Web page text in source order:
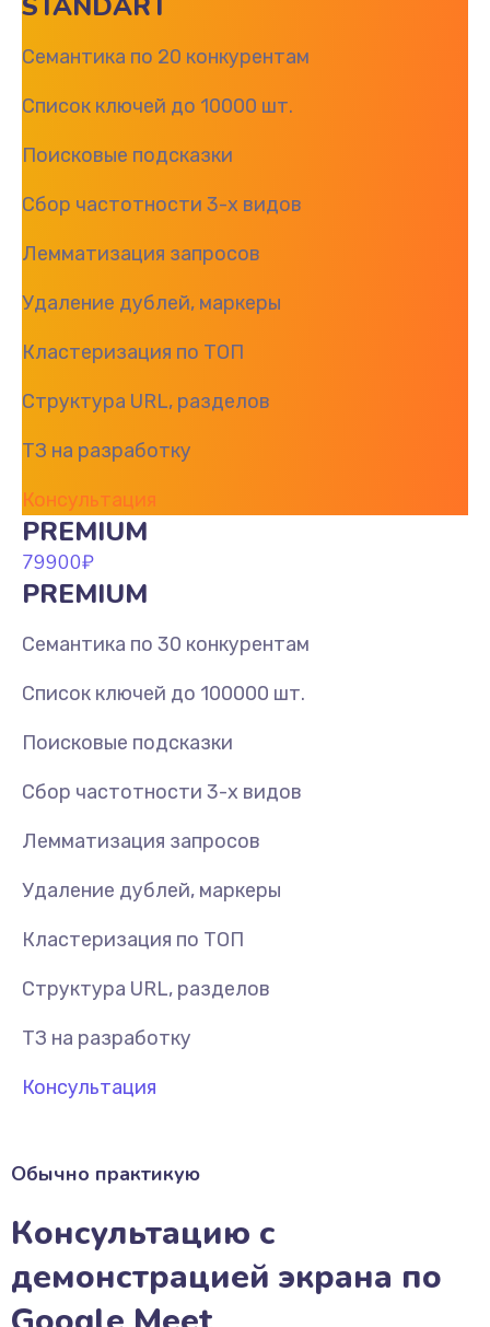
STANDART
Семантика по 20 конкурентам
Список ключей до 10000 шт.
Поисковые подсказки
Сбор частотности 3-х видов
Лемматизация запросов
Удаление дублей, маркеры
Кластеризация по ТОП
Структура URL, разделов
ТЗ на разработку
Консультация
PREMIUM
79900₽
PREMIUM
Семантика по 30 конкурентам
Список ключей до 100000 шт.
Поисковые подсказки
Сбор частотности 3-х видов
Лемматизация запросов
Удаление дублей, маркеры
Кластеризация по ТОП
Структура URL, разделов
ТЗ на разработку
Консультация
Обычно практикую
Консультацию с
демонстрацией экрана по